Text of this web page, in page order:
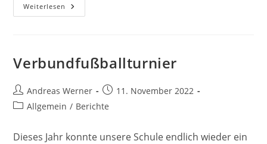
Weiterlesen Rams
Nürnberg
Flag
Football
Verbundfußballturnier
Beitrags-
Autor:
Andreas Werner
Beitrag
veröffentlicht:
11. November 2022
Beitrags-
Allgemein / Berichte
Dieses Jahr konnte unsere Schule endlich wieder ein